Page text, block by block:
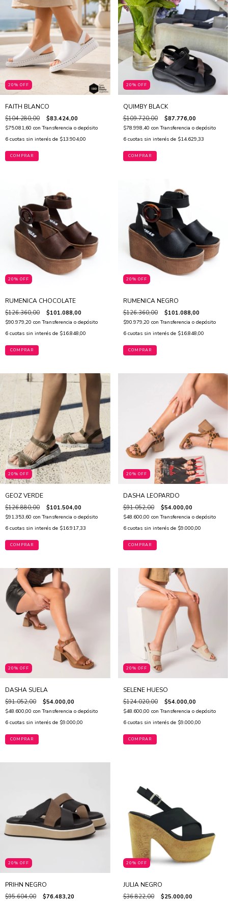
20% OFF
FAITH BLANCO
$104.280,00 $83.424,00
$75.081,60 con Transferencia o depósito
6 cuotas sin interés de $13.904,00
COMPRAR
20% OFF
QUIMBY BLACK
$109.720,00 $87.776,00
$78.998,40 con Transferencia o depósito
6 cuotas sin interés de $14.629,33
COMPRAR
20% OFF
RUMENICA CHOCOLATE
$126.360,00 $101.088,00
$90.979,20 con Transferencia o depósito
6 cuotas sin interés de $16.848,00
COMPRAR
20% OFF
RUMENICA NEGRO
$126.360,00 $101.088,00
$90.979,20 con Transferencia o depósito
6 cuotas sin interés de $16.848,00
COMPRAR
20% OFF
GEOZ VERDE
$126.880,00 $101.504,00
$91.353,60 con Transferencia o depósito
6 cuotas sin interés de $16.917,33
COMPRAR
20% OFF
DASHA LEOPARDO
$91.052,00 $54.000,00
$48.600,00 con Transferencia o depósito
6 cuotas sin interés de $9.000,00
COMPRAR
20% OFF
DASHA SUELA
$91.052,00 $54.000,00
$48.600,00 con Transferencia o depósito
6 cuotas sin interés de $9.000,00
COMPRAR
20% OFF
SELENE HUESO
$124.020,00 $54.000,00
$48.600,00 con Transferencia o depósito
6 cuotas sin interés de $9.000,00
COMPRAR
20% OFF
PRIHN NEGRO
$95.604,00 $76.483,20
20% OFF
JULIA NEGRO
$36.822,00 $25.000,00